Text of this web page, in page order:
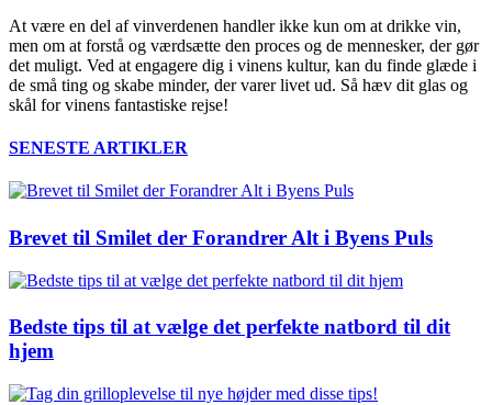
At være en del af vinverdenen handler ikke kun om at drikke vin,
men om at forstå og værdsætte den proces og de mennesker, der gør
det muligt. Ved at engagere dig i vinens kultur, kan du finde glæde i
de små ting og skabe minder, der varer livet ud. Så hæv dit glas og
skål for vinens fantastiske rejse!
SENESTE ARTIKLER
Brevet til Smilet der Forandrer Alt i Byens Puls
Bedste tips til at vælge det perfekte natbord til dit
hjem